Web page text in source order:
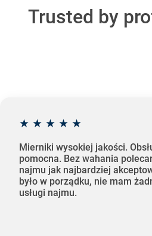
Trusted by
★ ★ ★ ★ ★
Mierniki wysokiej jakości.
pomocna. Bez wahania
najmu jak najbardziej
było w porządku, nie mam
usługi najmu.